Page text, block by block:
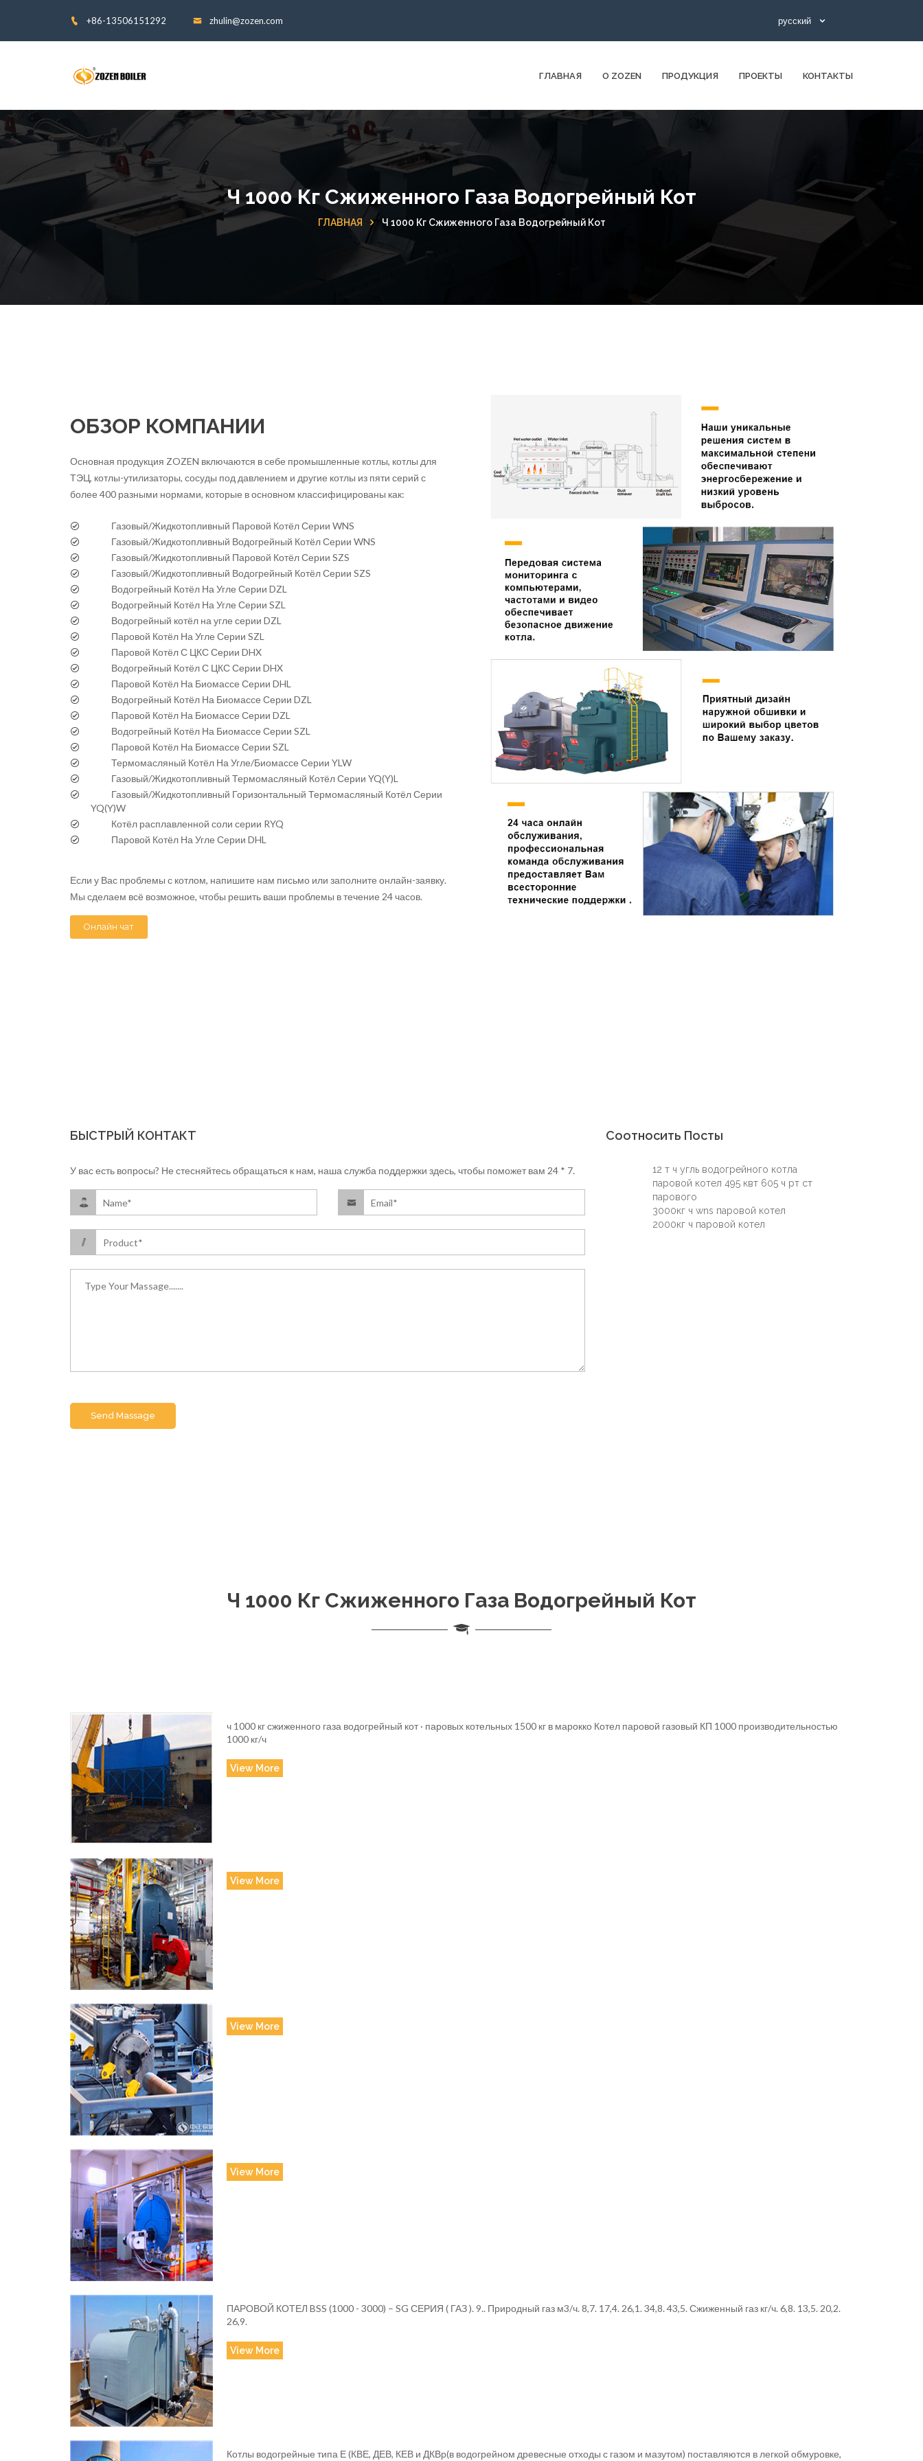
+86-13506151292 zhulin@zozen.com русский
ГЛАВНАЯ О ZOZEN ПРОДУКЦИЯ ПРОЕКТЫ КОНТАКТЫ
Ч 1000 Кг Сжиженного Газа Водогрейный Кот
ГЛАВНАЯ Ч 1000 Кг Сжиженного Газа Водогрейный Кот
ОБЗОР КОМПАНИИ
Основная продукция ZOZEN включаются в себе промышленные котлы, котлы для
ТЭЦ, котлы-утилизаторы, сосуды под давлением и другие котлы из пяти серий с
более 400 разными нормами, которые в основном классифицированы как:
Газовый/Жидкотопливный Паровой Котёл Серии WNS
Газовый/Жидкотопливный Водогрейный Котёл Серии WNS
Газовый/Жидкотопливный Паровой Котёл Серии SZS
Газовый/Жидкотопливный Водогрейный Котёл Серии SZS
Водогрейный Котёл На Угле Серии DZL
Водогрейный Котёл На Угле Серии SZL
Водогрейный котёл на угле серии DZL
Паровой Котёл На Угле Серии SZL
Паровой Котёл С ЦКС Серии DHX
Водогрейный Котёл С ЦКС Серии DHX
Паровой Котёл На Биомассе Серии DHL
Водогрейный Котёл На Биомассе Серии DZL
Паровой Котёл На Биомассе Серии DZL
Водогрейный Котёл На Биомассе Серии SZL
Паровой Котёл На Биомассе Серии SZL
Термомасляный Котёл На Угле/Биомассе Серии YLW
Газовый/Жидкотопливный Термомасляный Котёл Серии YQ(Y)L
Газовый/Жидкотопливный Горизонтальный Термомасляный Котёл Серии
YQ(Y)W
Котёл расплавленной соли серии RYQ
Паровой Котёл На Угле Серии DHL
Если у Вас проблемы с котлом, напишите нам письмо или заполните онлайн-заявку.
Мы сделаем всё возможное, чтобы решить ваши проблемы в течение 24 часов.
Онлайн чат
БЫСТРЫЙ КОНТАКТ
У вас есть вопросы? Не стесняйтесь обращаться к нам, наша служба поддержки здесь, чтобы поможет вам 24 * 7.
Send Massage
Соотносить Посты
12 т ч угль водогрейного котла
паровой котел 495 квт 605 ч рт ст
парового
3000кг ч wns паровой котел
2000кг ч паровой котел
Ч 1000 Кг Сжиженного Газа Водогрейный Кот
ч 1000 кг сжиженного газа водогрейный кот · паровых котельных 1500 кг в марокко Котел паровой газовый КП 1000 производительностью
1000 кг/ч
View More
View More
View More
View More
ПАРОВОЙ КОТЕЛ BSS (1000 - 3000) – SG СЕРИЯ ( ГАЗ ). 9.. Природный газ м3/ч. 8,7. 17,4. 26,1. 34,8. 43,5. Сжиженный газ кг/ч. 6,8. 13,5. 20,2.
26,9.
View More
Котлы водогрейные типа Е (КВЕ, ДЕВ, КЕВ и ДКВр(в водогрейном древесные отходы с газом и мазутом) поставляются в легкой обмуровке,